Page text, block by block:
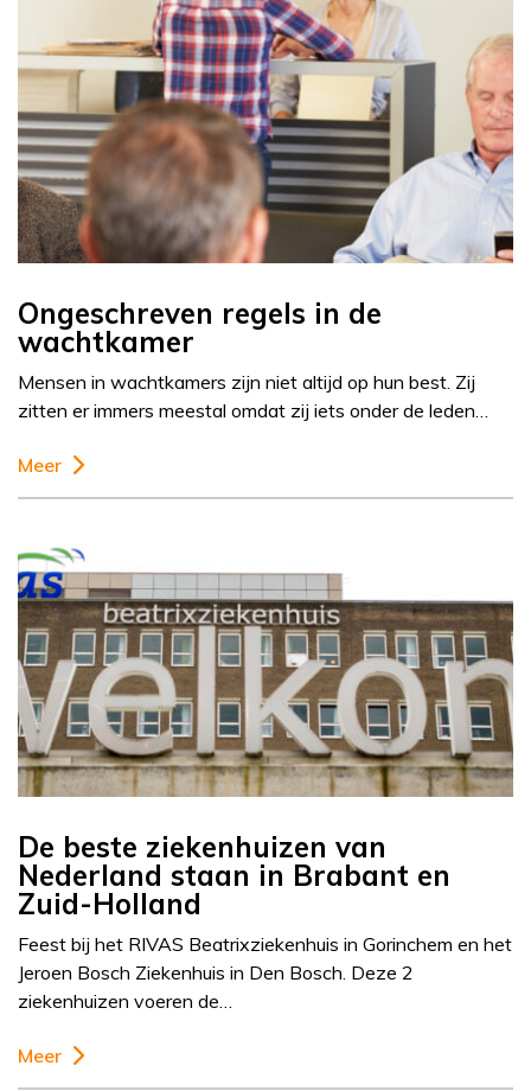
Ongeschreven regels in de
wachtkamer
Mensen in wachtkamers zijn niet altijd op hun best. Zij
zitten er immers meestal omdat zij iets onder de leden…
Meer
De beste ziekenhuizen van
Nederland staan in Brabant en
Zuid-Holland
Feest bij het RIVAS Beatrixziekenhuis in Gorinchem en het
Jeroen Bosch Ziekenhuis in Den Bosch. Deze 2
ziekenhuizen voeren de…
Meer